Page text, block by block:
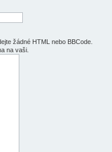
žádné HTML nebo BBCode.
na vaši.